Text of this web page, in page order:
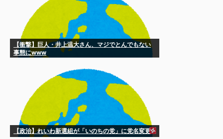
【衝撃】巨人・井上温大さん、マジでとんでもない
事態にwww
【政治】れいわ新選組が「いのちの党」に党名変更